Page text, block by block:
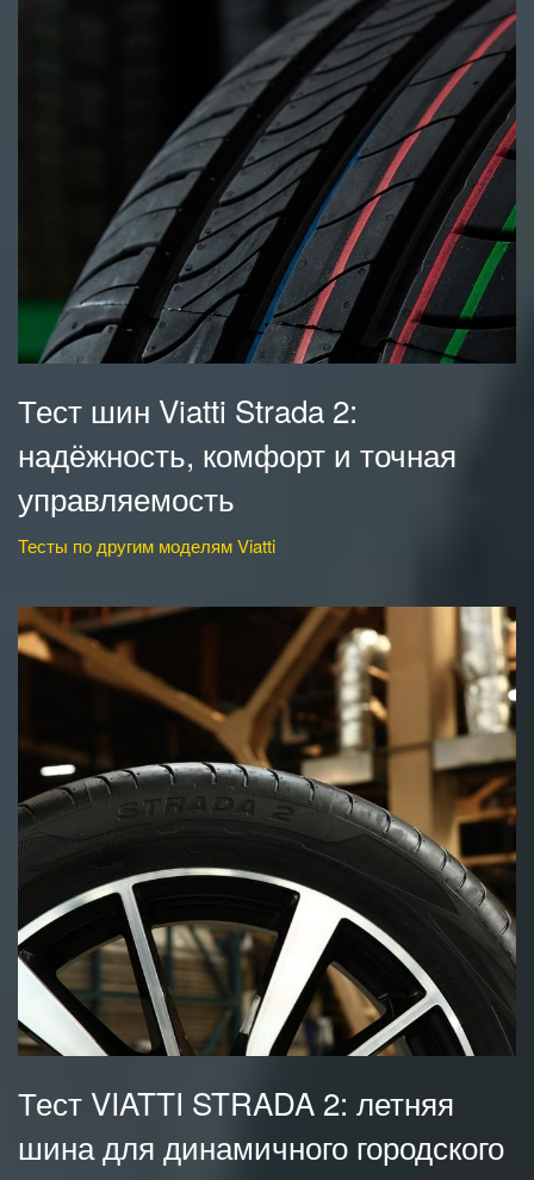
Тест шин Viatti Strada 2:
надёжность, комфорт и точная
управляемость
Тесты по другим моделям Viatti
Тест VIATTI STRADA 2: летняя
шина для динамичного городского